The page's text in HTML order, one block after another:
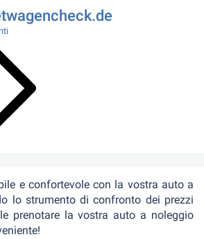
e confortevole con la vostra auto a
lo strumento di confronto dei prezzi
prenotare la vostra auto a noleggio